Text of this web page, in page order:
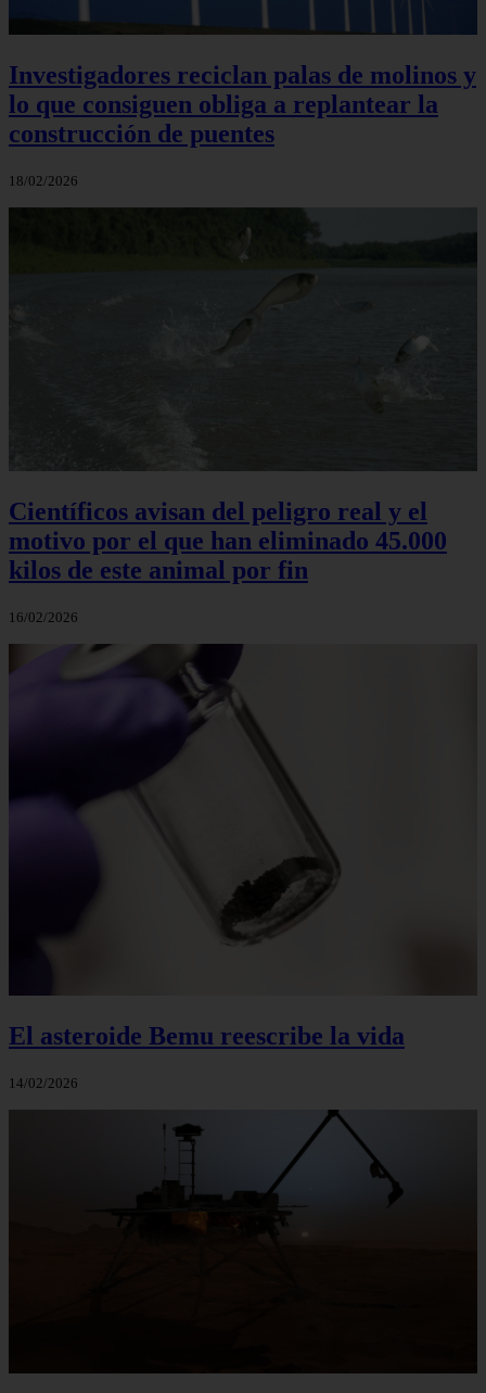
Investigadores reciclan palas de molinos y
lo que consiguen obliga a replantear la
construcción de puentes
18/02/2026
Científicos avisan del peligro real y el
motivo por el que han eliminado 45.000
kilos de este animal por fin
16/02/2026
El asteroide Bemu reescribe la vida
14/02/2026